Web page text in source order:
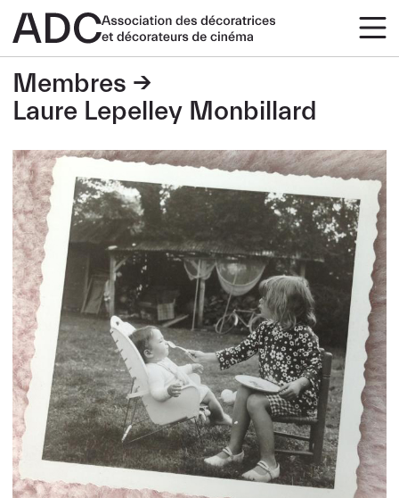
Membres
Laure Lepelley Monbillard